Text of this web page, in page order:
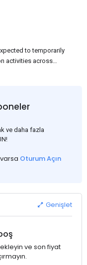
to temporarily
activities across
to provide support
caused by heavy
ve daha fazla
Oturum Açın
Genişlet
ekleyin ve son fiyat